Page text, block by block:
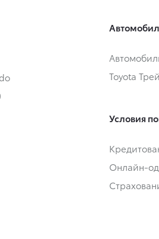
Toyota
Условия
Онлайн-